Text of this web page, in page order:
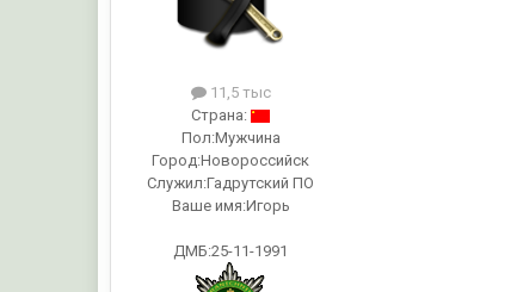
11,5 тыс
Страна:
Пол:Мужчина
Город:Новороссийск
Служил:Гадрутский ПО
Ваше имя:Игорь
ДМБ:25-11-1991